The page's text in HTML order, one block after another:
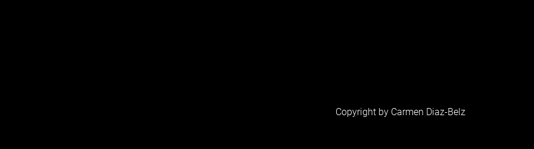
Copyright by Carmen Diaz-Belz